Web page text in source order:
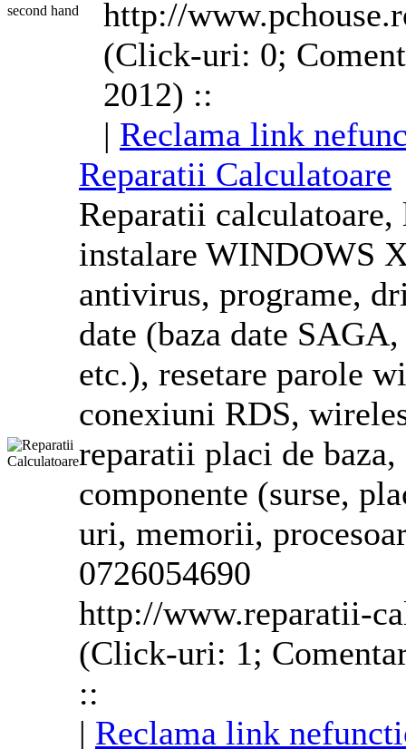
http://
(Click-uri: 0;
2012) ::
| Reclama link
Reparatii Calculatoare
Reparatii
instalare WINDOWS
antivirus, programe,
date (baza date
etc.), resetare parole
conexiuni RDS,
reparatii placi de
componente (surse,
uri, memorii,
0726054690
http://www.reparatii-
(Click-uri: 1;
::
| Reclama link